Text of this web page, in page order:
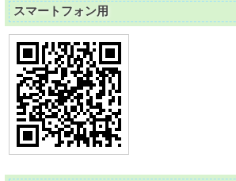
スマートフォン用